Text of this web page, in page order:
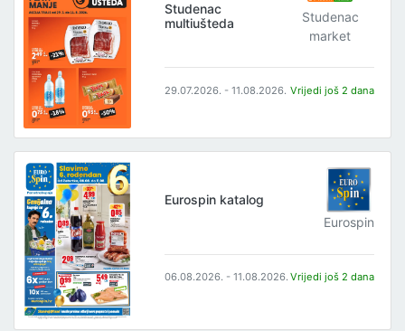
Studenac
multiušteda
Studenac
market
29.07.2026. - 11.08.2026. Vrijedi još 2 dana
Eurospin katalog
Eurospin
06.08.2026. - 11.08.2026. Vrijedi još 2 dana